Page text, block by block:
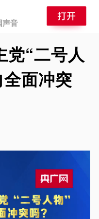
声音
党“二号人
面冲突